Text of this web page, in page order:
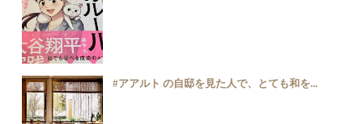
#アアルト の自邸を見た人で、とても和を...